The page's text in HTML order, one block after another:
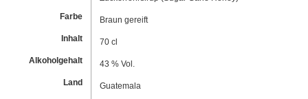
Farbe
Braun gereift
Inhalt
70 cl
Alkoholgehalt
43 % Vol.
Land
Guatemala